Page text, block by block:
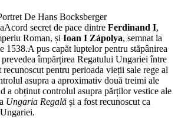
Acord secret de pace dintre Ferdinand I,
Roman, și Ioan I Zápolya, semnat la
1538.A pus capăt luptelor pentru stăpânirea
împărțirea Regatului Ungariei între
pentru perioada vieții sale rege al
asupra a aproximativ două treimi ale
a obținut controlul asupra părților vestice ale
Ungaria Regală și a fost recunoscut ca